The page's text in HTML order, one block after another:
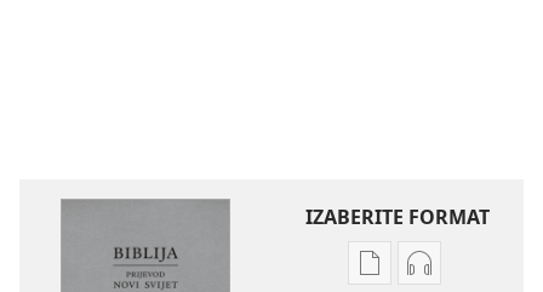
IZABERITE FORMAT
PostavkePostavke